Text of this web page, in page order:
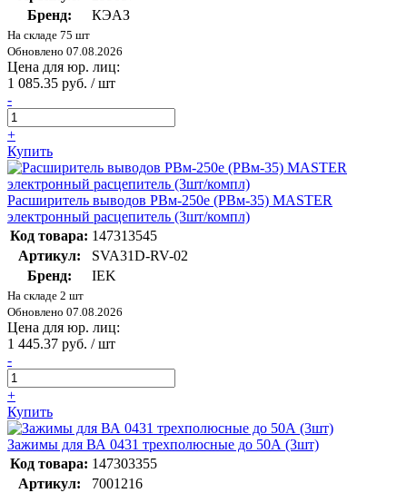
Бренд:
КЭАЗ
На складе 75 шт
Обновлено 07.08.2026
Цена для юр. лиц:
1 085.35 руб. / шт
-
+
Купить
Расширитель выводов РВм-250e (РВм-35) MASTER
электронный расцепитель (3шт/компл)
Код товара: 147313545
Артикул:
SVA31D-RV-02
Бренд:
IEK
На складе 2 шт
Обновлено 07.08.2026
Цена для юр. лиц:
1 445.37 руб. / шт
-
+
Купить
Зажимы для ВА 0431 трехполюсные до 50А (3шт)
Код товара: 147303355
Артикул:
7001216